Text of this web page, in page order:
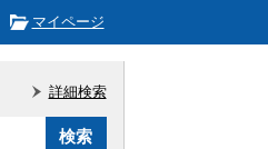
マイページ
詳細検索